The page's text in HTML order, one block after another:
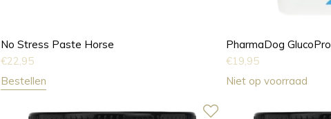
No Stress Paste Horse
€22,95
Bestellen
PharmaDog GlucoPro
€19,95
Niet op voorraad